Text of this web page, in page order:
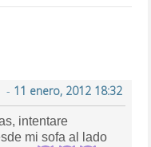
- 11 enero, 2012 18:32
intentare
mi sofa al lado